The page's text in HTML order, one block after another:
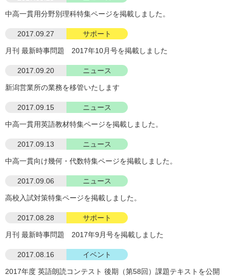
中高一貫用分野別理科特集ページを掲載しました。
2017.09.27 サポート
月刊 最新時事問題 2017年10月号を掲載しました
2017.09.20 ニュース
新潟営業所の業務を移管いたします
2017.09.15 ニュース
中高一貫用英語教材特集ページを掲載しました。
2017.09.13 ニュース
中高一貫向け幾何・代数特集ページを掲載しました。
2017.09.06 ニュース
高校入試対策特集ページを掲載しました。
2017.08.28 サポート
月刊 最新時事問題 2017年9月号を掲載しました
2017.08.16 イベント
2017年度 英語朗読コンテスト 後期（第58回）課題テキストを公開